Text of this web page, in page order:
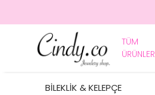
TÜM
ÜRÜNLER
BİLEKLİK & KELEPÇE